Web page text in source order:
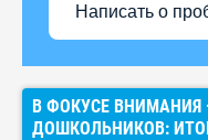
Написать о
В ФОКУСЕ ВНИМАНИЯ
ДОШКОЛЬНИКОВ: